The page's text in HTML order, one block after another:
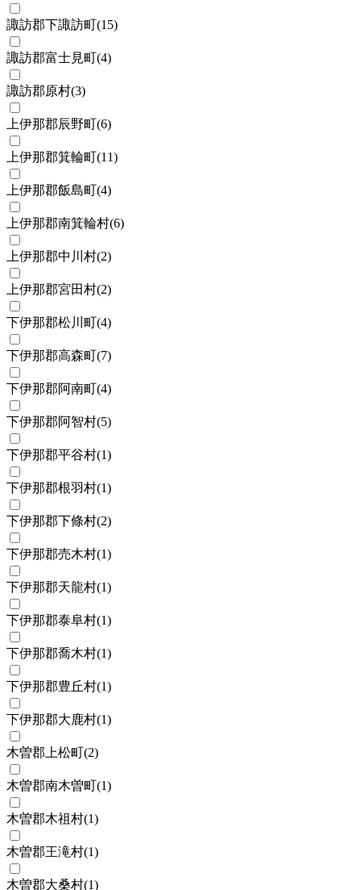
諏訪郡下諏訪町(15)
諏訪郡富士見町(4)
諏訪郡原村(3)
上伊那郡辰野町(6)
上伊那郡箕輪町(11)
上伊那郡飯島町(4)
上伊那郡南箕輪村(6)
上伊那郡中川村(2)
上伊那郡宮田村(2)
下伊那郡松川町(4)
下伊那郡高森町(7)
下伊那郡阿南町(4)
下伊那郡阿智村(5)
下伊那郡平谷村(1)
下伊那郡根羽村(1)
下伊那郡下條村(2)
下伊那郡売木村(1)
下伊那郡天龍村(1)
下伊那郡泰阜村(1)
下伊那郡喬木村(1)
下伊那郡豊丘村(1)
下伊那郡大鹿村(1)
木曽郡上松町(2)
木曽郡南木曽町(1)
木曽郡木祖村(1)
木曽郡王滝村(1)
木曽郡大桑村(1)